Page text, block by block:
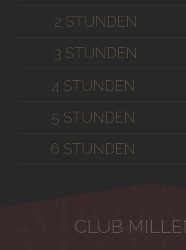
2 STUNDEN
3 STUNDEN
4 STUNDEN
5 STUNDEN
6 STUNDEN
CLUB